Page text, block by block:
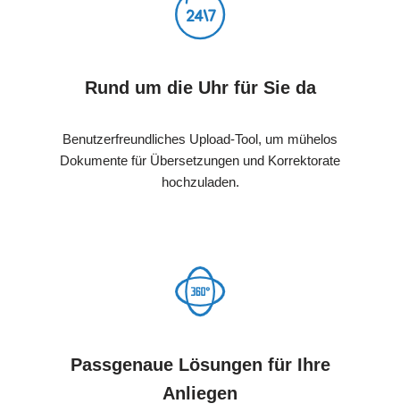
Rund um die Uhr für Sie da
Benutzerfreundliches Upload-Tool, um mühelos
Dokumente für Übersetzungen und Korrektorate
hochzuladen.
Passgenaue Lösungen für Ihre
Anliegen